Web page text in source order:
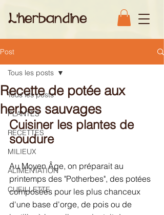
L'herbandine
Post
Tous les posts
PLANTES
RECETTES
MILIEUX
ALIMENTATION
CUEILLETTE
Tous les posts
Recette de potée aux
herbes sauvages
Cuisiner les plantes de
soudure
Au Moyen Âge, on préparait au
printemps des "Potherbes", des potées
composées pour les plus chanceux
d'une base d'orge, de pois ou de